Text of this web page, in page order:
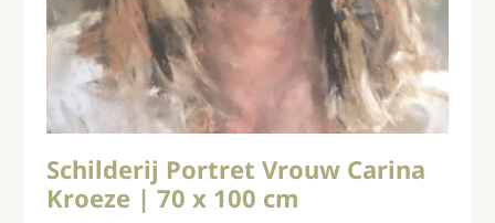
Schilderij Portret Vrouw Carina
Kroeze | 70 x 100 cm